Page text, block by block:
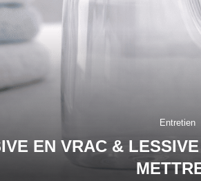
Entretien
EN VRAC &